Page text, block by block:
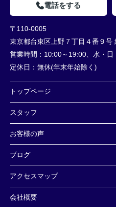
電話をする
〒110-0005
東京都台東区上野７丁目４番９号
営業時間： 10:00～19:00、水・日
定休日： 無休(年末年始除く)
トップページ
スタッフ
お客様の声
ブログ
アクセスマップ
会社概要